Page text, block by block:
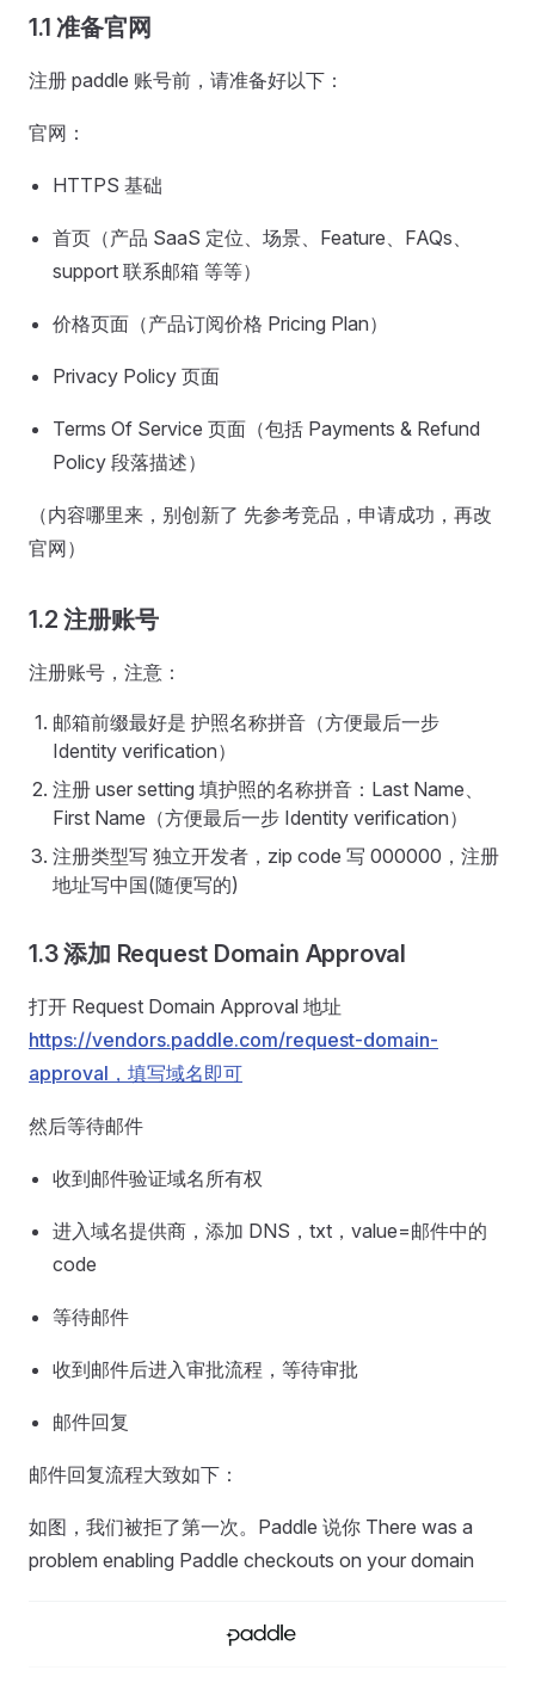
1.1 准备官网
注册 paddle 账号前，请准备好以下：
官网：
HTTPS 基础
首页（产品 SaaS 定位、场景、Feature、FAQs、
support 联系邮箱 等等）
价格页面（产品订阅价格 Pricing Plan）
Privacy Policy 页面
Terms Of Service 页面（包括 Payments & Refund
Policy 段落描述）
（内容哪里来，别创新了 先参考竞品，申请成功，再改
官网）
1.2 注册账号
注册账号，注意：
邮箱前缀最好是 护照名称拼音（方便最后一步
Identity verification）
注册 user setting 填护照的名称拼音：Last Name、
First Name（方便最后一步 Identity verification）
注册类型写 独立开发者，zip code 写 000000，注册
地址写中国(随便写的)
1.3 添加 Request Domain Approval
打开 Request Domain Approval 地址
https://vendors.paddle.com/request-domain-
approval，填写域名即可
然后等待邮件
收到邮件验证域名所有权
进入域名提供商，添加 DNS，txt，value=邮件中的
code
等待邮件
收到邮件后进入审批流程，等待审批
邮件回复
邮件回复流程大致如下：
如图，我们被拒了第一次。Paddle 说你 There was a
problem enabling Paddle checkouts on your domain